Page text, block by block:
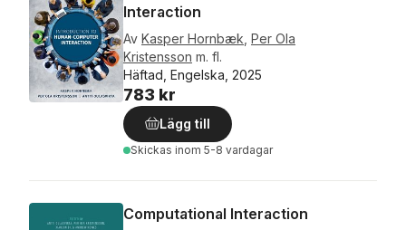
Interaction
Av Kasper Hornbæk Per Ola
Kristensson m. fl.
Häftad, Engelska, 2025
783 kr
Lägg till
Skickas inom 5-8 vardagar
Computational Interaction